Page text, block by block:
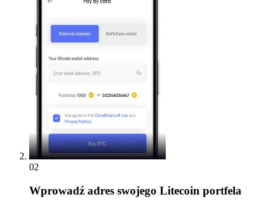
02
Wprowadź adres swojego Litecoin portfela